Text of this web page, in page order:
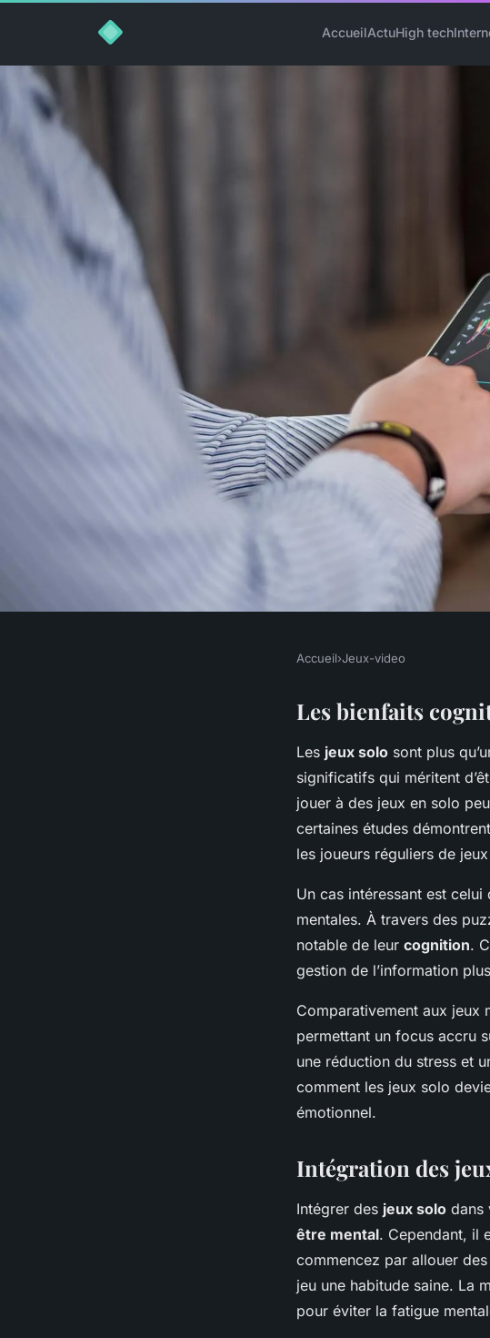
AccueilActuHigh tech
Les Bienfaits Cognitifs
des Jeux Solo :
Accueil›Jeux-video
Les bienfaits
Les jeux solo sont plus
significatifs qui méritent
jouer à des jeux en solo
certaines études
les joueurs réguliers de
Un cas intéressant est
mentales. À travers des
notable de leur cognition.
gestion de l’information
Comparativement aux jeux
permettant un focus accru
une réduction du stress et
comment les jeux solo
émotionnel.
Intégration des
Intégrer des jeux solo dans
être mental. Cependant, il
commencez par allouer
jeu une habitude saine. La
pour éviter la fatigue